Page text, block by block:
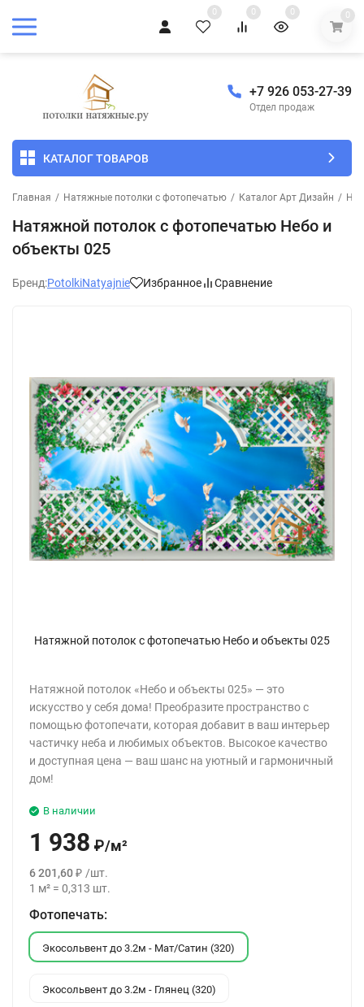
0 0 0 0
+7 926 053-27-39
Отдел продаж
КАТАЛОГ ТОВАРОВ
Главная / Натяжные потолки с фотопечатью / Каталог Арт Дизайн /
Натяжной потолок с фотопечатью Небо и
объекты 025
Бренд:PotolkiNatyajnie Избранное Сравнение
Натяжной потолок с фотопечатью Небо и объекты 025
Натяжной потолок «Небо и объекты 025» — это
искусство у себя дома! Преобразите пространство с
помощью фотопечати, которая добавит в ваш интерьер
частичку неба и любимых объектов. Высокое качество
и доступная цена — ваш шанс на уютный и гармоничный
дом!
В наличии
1 938 ₽/м²
6 201,60₽ /шт.
1 м² = 0,313 шт.
Фотопечать:
Экосольвент до 3.2м - Мат/Сатин (320)
Экосольвент до 3.2м - Глянец (320)